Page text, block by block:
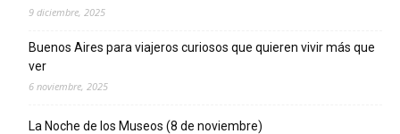
9 diciembre, 2025
Buenos Aires para viajeros curiosos que quieren vivir más que
ver
6 noviembre, 2025
La Noche de los Museos (8 de noviembre)